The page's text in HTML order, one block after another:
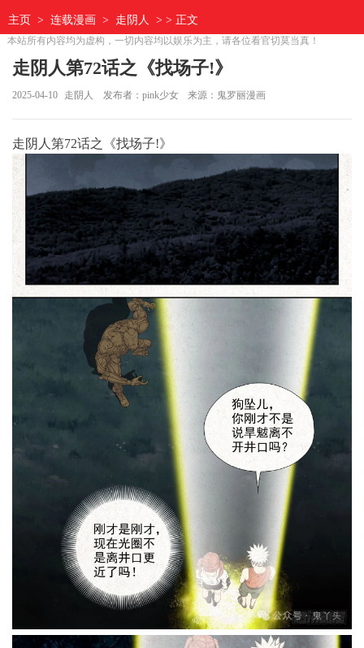
主页 > 连载漫画 > 走阴人 > > 正文
本站所有内容均为虚构，一切内容均以娱乐为主，请各位看官切莫当真！
走阴人第72话之《找场子!》
2025-04-10 走阴人 发布者：pink少女 来源：鬼罗丽漫画
走阴人第72话之《找场子!》